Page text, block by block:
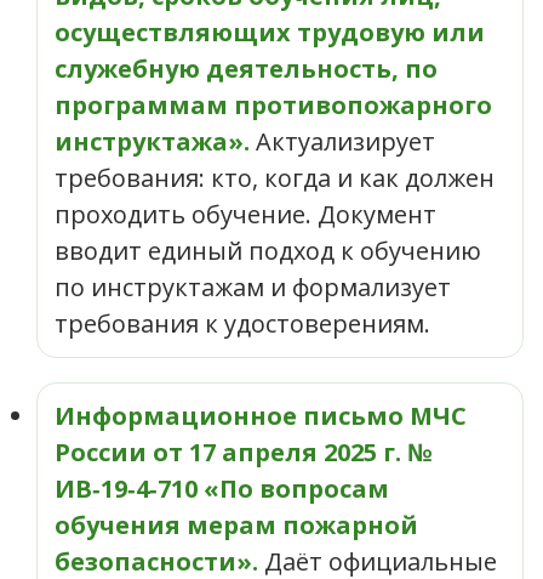
осуществляющих трудовую или
служебную деятельность, по
программам противопожарного
инструктажа». Актуализирует
требования: кто, когда и как должен
проходить обучение. Документ
вводит единый подход к обучению
по инструктажам и формализует
требования к удостоверениям.
Информационное письмо МЧС
России от 17 апреля 2025 г. №
ИВ‑19‑4‑710 «По вопросам
обучения мерам пожарной
безопасности». Даёт официальные